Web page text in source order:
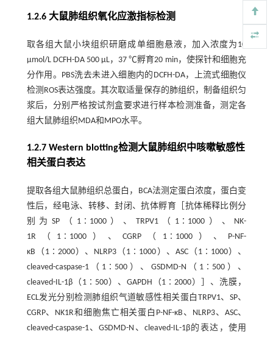
1.2.6 大鼠肺组织氧化应激指标检测
取各组大鼠小块组织研磨成单细胞悬液，加入浓度为10
μmol/L DCFH-DA 500 μL，37 ℃孵育20 min，使探针和细胞充
分作用。PBS洗去未进入细胞内的DCFH-DA，上流式细胞仪
检测ROS表达强度。其次取适量保存的肺组织，制备组织匀
浆后，分别严格按试剂盒要求进行样本检测准备，测定各
组大鼠肺组织MDA和MPO水平。
1.2.7 Western blotting检测大鼠肺组织中咳嗽敏感性
相关蛋白表达
提取各组大鼠肺组织总蛋白，BCA法测定蛋白浓度，蛋白变
性后，经电泳、转移、封闭、抗体孵育［抗体稀释比例分
别为SP（1∶1000）、TRPV1（1∶1000）、NK-
1R（1∶1000）、CGRP（1∶1000）、P-NF-
κB（1∶2000）、NLRP3（1∶1000）、ASC（1∶1000）、
cleaved-caspase-1（1∶500）、GSDMD-N（1∶500）、
cleaved-IL-1β（1∶500）、GAPDH（1∶2000）］、洗膜，
ECL发光分别检测肺组织气道敏感性相关蛋白TRPV1、SP、
CGRP、NK1R和细胞焦亡相关蛋白P-NF-κB、NLRP3、ASC、
cleaved-caspase-1、GSDMD-N、cleaved-IL-1β的表达，使用